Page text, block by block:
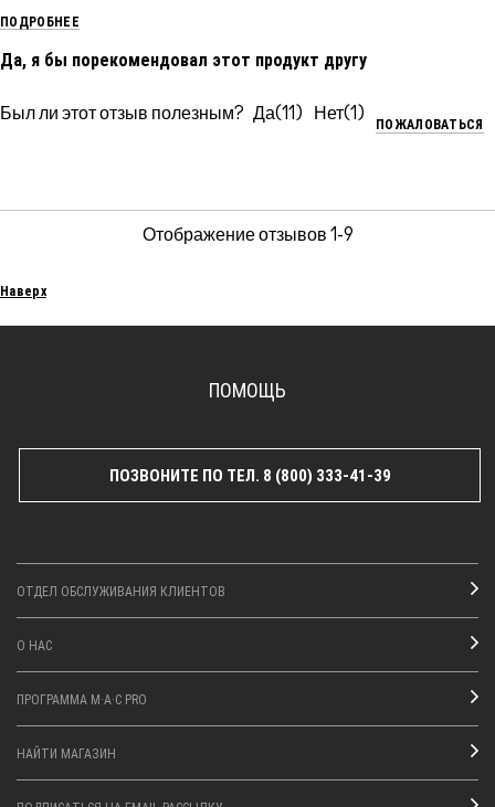
ПОДРОБНЕЕ
Да, я бы порекомендовал этот продукт другу
Был ли этот отзыв полезным? 11 1
ПОЖАЛОВАТЬСЯ
Отображение отзывов 1-9
Наверх
ПОМОЩЬ
ПОЗВОНИТЕ ПО ТЕЛ. 8 (800) 333-41-39
ОТДЕЛ ОБСЛУЖИВАНИЯ КЛИЕНТОВ
О НАС
ПРОГРАММА M·A·C PRO
НАЙТИ МАГАЗИН